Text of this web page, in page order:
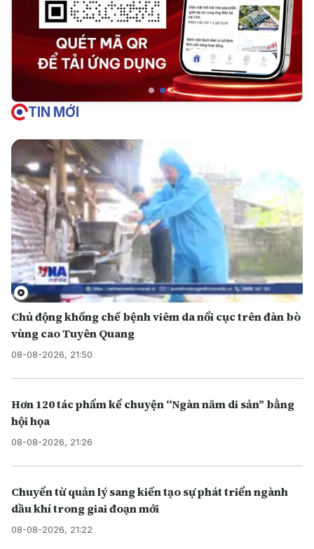
TIN MỚI
Chủ động khống chế bệnh viêm da nổi cục trên đàn bò
vùng cao Tuyên Quang
08-08-2026, 21:50
Hơn 120 tác phẩm kể chuyện “Ngàn năm di sản” bằng
hội họa
08-08-2026, 21:26
Chuyển từ quản lý sang kiến tạo sự phát triển ngành
dầu khí trong giai đoạn mới
08-08-2026, 21:22